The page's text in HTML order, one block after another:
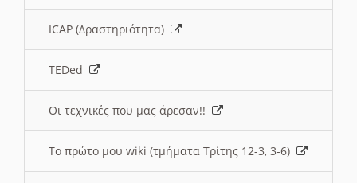
ICAP (Δραστηριότητα)
TEDed
Οι τεχνικές που μας άρεσαν!!
Το πρώτο μου wiki (τμήματα Τρίτης 12-3, 3-6)